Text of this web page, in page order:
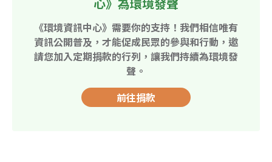
《環境資訊中心》需要你的支持！我們相信唯有
資訊公開普及，才能促成民眾的參與和行動，邀
請您加入定期捐款的行列，讓我們持續為環境發
聲。
前往捐款